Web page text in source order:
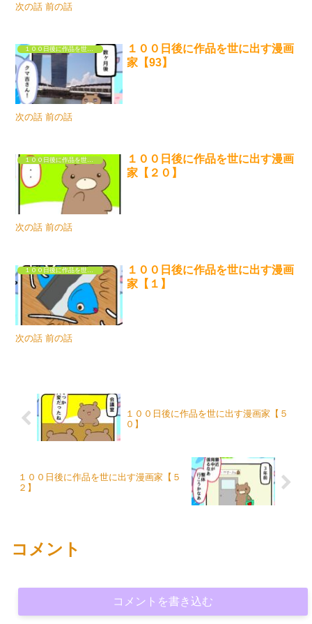
次の話 前の話
１００日後に作品を世に出す漫画家
１００日後に作品を世に出す漫画
家【93】
次の話 前の話
１００日後に作品を世に出す漫画家
１００日後に作品を世に出す漫画
家【２０】
次の話 前の話
１００日後に作品を世に出す漫画家
１００日後に作品を世に出す漫画
家【１】
次の話 前の話
１００日後に作品を世に出す漫画家【５
０】
１００日後に作品を世に出す漫画家【５
２】
コメント
コメントを書き込む